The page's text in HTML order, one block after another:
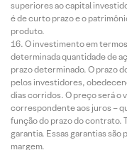
superiores ao capital
é de curto prazo e o
produto.
O investimento em
determinada quantidade de
prazo determinado. O prazo
pelos investidores,
dias corridos. O preço será o
correspondente aos juros –
função do prazo do contrato.
garantia. Essas garantias são
margem.